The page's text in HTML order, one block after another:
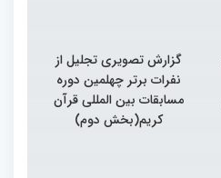
گزارش تصویری تجلیل از
نفرات برتر چهلمین دوره
مسابقات بین المللی قرآن
کریم(بخش دوم)